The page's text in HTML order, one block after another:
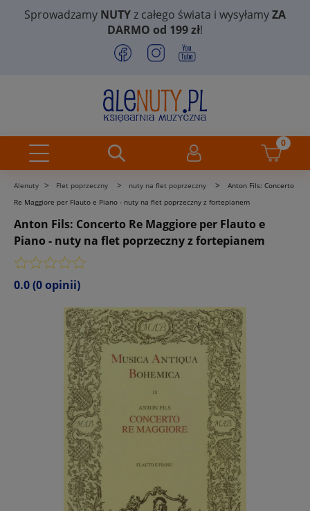
Sprowadzamy NUTYz całego świata i wysyłamyZA
DARMO od 199 zł!
Alenuty > Flet poprzeczny > nuty na flet poprzeczny >
Anton Fils: Concerto
Re Maggiore per Flauto e Piano - nuty na flet poprzeczny z fortepianem
Anton Fils: Concerto Re Maggiore per Flauto e
Piano - nuty na flet poprzeczny z fortepianem
0.0(0 opinii)